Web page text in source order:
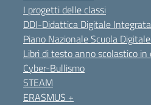
I progetti delle classi
DDI-Didattica Digitale Integrata
Piano Nazionale Scuola
Libri di testo anno scolastico in
Cyber-Bullismo
STEAM
ERASMUS +